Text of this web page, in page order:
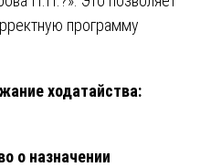
программу
ходатайства:
о назначении